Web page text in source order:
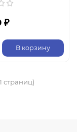
₽
В корзину
страниц)